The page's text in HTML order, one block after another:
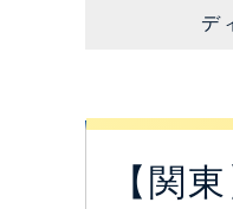
デ
【関